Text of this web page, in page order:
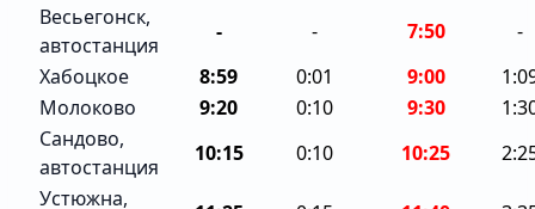
Весьегонск,
автостанция
- - 7:50
-
Хабоцкое
8:59 0:01 9:00
Молоково
9:20 0:10 9:30
Сандово,
автостанция
10:15 0:10 10:25
Устюжна,